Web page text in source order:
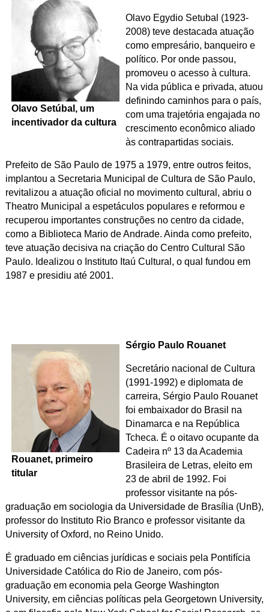
Olavo Setúbal, um
incentivador da cultura
Olavo Egydio Setubal (1923-
2008) teve destacada atuação
como empresário, banqueiro e
político. Por onde passou,
promoveu o acesso à cultura.
Na vida pública e privada, atuou
definindo caminhos para o país,
com uma trajetória engajada no
crescimento econômico aliado
às contrapartidas sociais.
Prefeito de São Paulo de 1975 a 1979, entre outros feitos,
implantou a Secretaria Municipal de Cultura de São Paulo,
revitalizou a atuação oficial no movimento cultural, abriu o
Theatro Municipal a espetáculos populares e reformou e
recuperou importantes construções no centro da cidade,
como a Biblioteca Mario de Andrade. Ainda como prefeito,
teve atuação decisiva na criação do Centro Cultural São
Paulo. Idealizou o Instituto Itaú Cultural, o qual fundou em
1987 e presidiu até 2001.
Rouanet, primeiro
titular
Sérgio Paulo Rouanet
Secretário nacional de Cultura
(1991-1992) e diplomata de
carreira, Sérgio Paulo Rouanet
foi embaixador do Brasil na
Dinamarca e na República
Tcheca. É o oitavo ocupante da
Cadeira nº 13 da Academia
Brasileira de Letras, eleito em
23 de abril de 1992. Foi
professor visitante na pós-
graduação em sociologia da Universidade de Brasília (UnB),
professor do Instituto Rio Branco e professor visitante da
University of Oxford, no Reino Unido.
É graduado em ciências jurídicas e sociais pela Pontifícia
Universidade Católica do Rio de Janeiro, com pós-
graduação em economia pela George Washington
University, em ciências políticas pela Georgetown University,